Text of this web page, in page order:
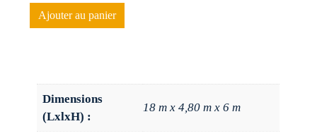
Ajouter au panier
Dimensions
(LxlxH) :
18 m x 4,80 m x 6 m